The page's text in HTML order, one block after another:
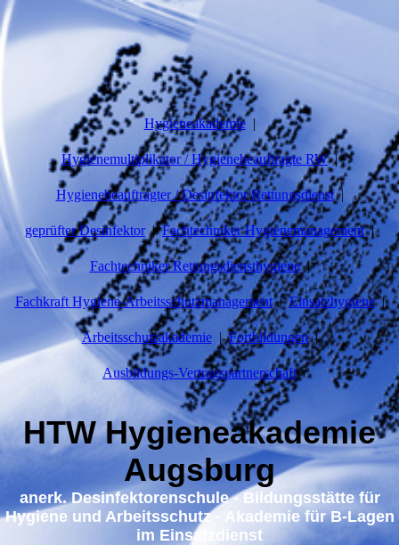
Hygieneakademie
Hygienemultiplikator / Hygienebeauftragte RW
Hygienebeauftragter / Desinfektor Rettungsdienst
geprüfter Desinfektor Fachtechniker Hygienemanagement
Fachtechniker Rettungsdiensthygiene
Fachkraft Hygiene-Arbeitsschutzmanagement Einsatzhygiene
Arbeitsschutzakademie Fortbildungen
Ausbildungs-Vertragspartnerschaft
HTW Hygieneakademie
Augsburg
anerk. Desinfektorenschule - Bildungsstätte für
Hygiene und Arbeitsschutz - Akademie für B-Lagen
im Einsatzdienst